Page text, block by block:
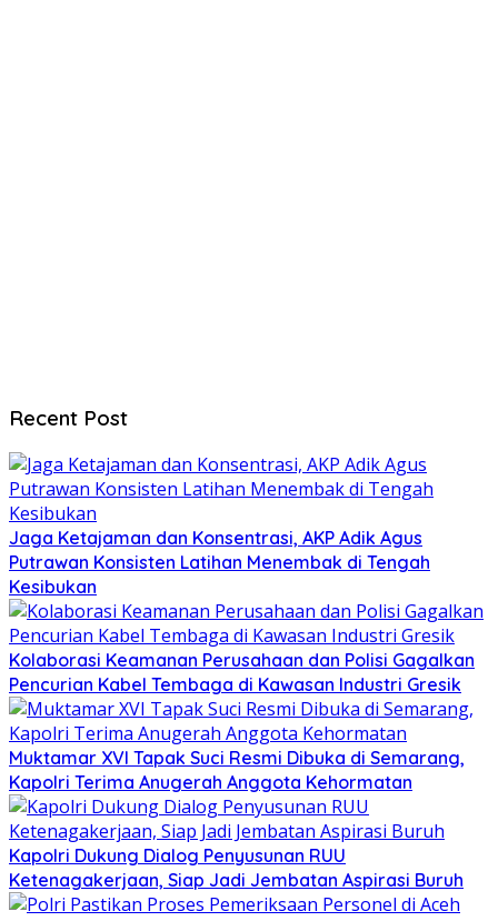
Recent Post
Jaga Ketajaman dan Konsentrasi, AKP Adik Agus
Putrawan Konsisten Latihan Menembak di Tengah
Kesibukan
Kolaborasi Keamanan Perusahaan dan Polisi Gagalkan
Pencurian Kabel Tembaga di Kawasan Industri Gresik
Muktamar XVI Tapak Suci Resmi Dibuka di Semarang,
Kapolri Terima Anugerah Anggota Kehormatan
Kapolri Dukung Dialog Penyusunan RUU
Ketenagakerjaan, Siap Jadi Jembatan Aspirasi Buruh